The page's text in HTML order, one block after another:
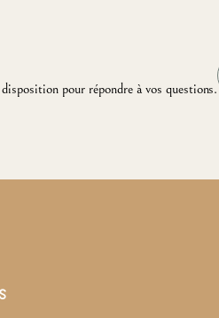
pour répondre à vos questions.